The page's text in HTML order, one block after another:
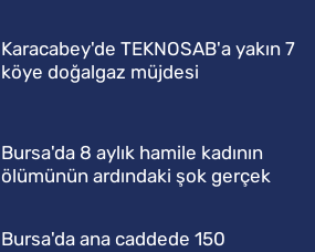
Karacabey'de TEKNOSAB'a yakın 7
köye doğalgaz müjdesi
Bursa'da 8 aylık hamile kadının
ölümünün ardındaki şok gerçek
Bursa'da ana caddede 150